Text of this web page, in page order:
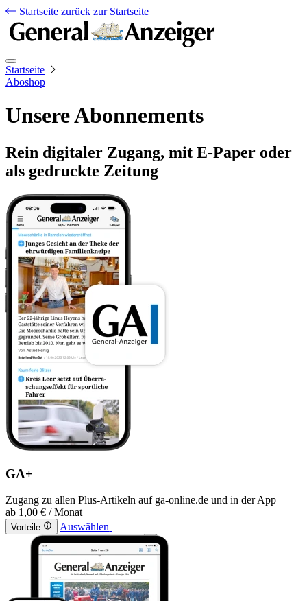
Startseite zurück zur Startseite
Startseite
Aboshop
Unsere Abonnements
Rein digitaler Zugang, mit E-Paper oder
als gedruckte Zeitung
GA+
Zugang zu allen Plus-Artikeln auf ga-online.de und in der App
ab 1,00 € / Monat
Vorteile Auswählen